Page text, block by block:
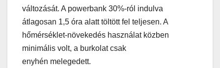
változását. A powerbank 30%-ról indulva
átlagosan 1,5 óra alatt töltött fel teljesen. A
hőmérséklet-növekedés használat közben
minimális volt, a burkolat csak
enyhén melegedett.